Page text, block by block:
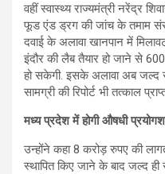
वहीं स्वास्थ्य राज्यमंत्री नरेंद्र
फूड एंड ड्रग की जांच के तमाम
दवाई के अलावा खानपान में
इंदौर की लैब तैयार हो जाने से
हो सकेगी. इसके अलावा अब जल्द
सामग्री की रिपोर्ट भी तत्काल
मध्य प्रदेश में होगी औषधी
उन्होंने कहा 8 करोड़ रुपए की
स्थापित किए जाने के बाद जल्द